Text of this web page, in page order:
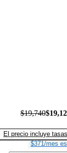
$19,740
El precio incluye tasas
$371/mes